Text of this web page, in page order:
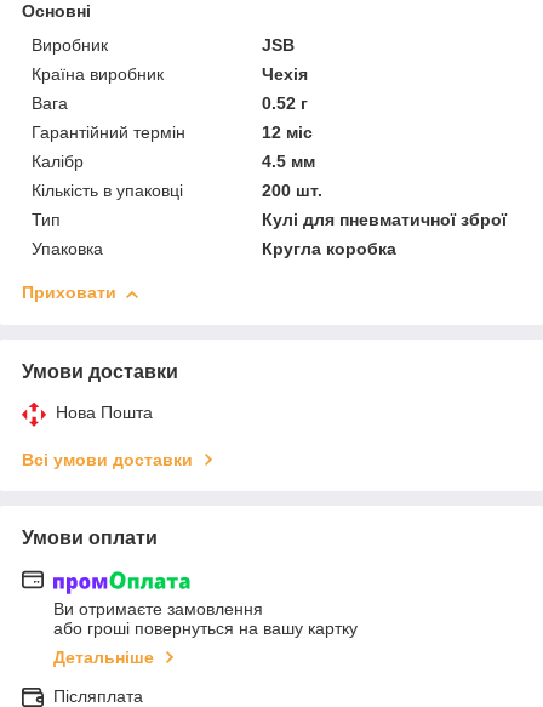
Основні
Виробник
JSB
Країна виробник
Чехія
Вага
0.52 г
Гарантійний термін
12 міс
Калібр
4.5 мм
Кількість в упаковці
200 шт.
Тип
Кулі для пневматичної зброї
Упаковка
Кругла коробка
Приховати
Умови доставки
Нова Пошта
Всі умови доставки
Умови оплати
Ви отримаєте замовлення
або гроші повернуться на вашу картку
Детальніше
Післяплата